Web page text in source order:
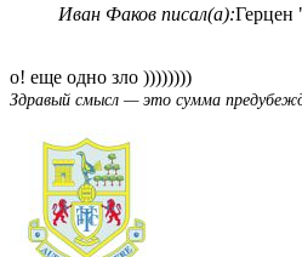
Иван Факов писал(а):
о! еще одно зло ))))))))
Здравый смысл — это сумма